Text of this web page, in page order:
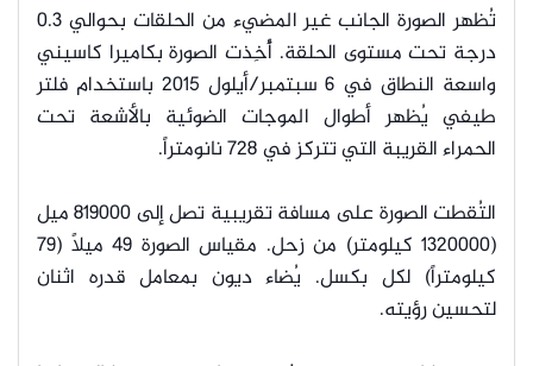
تُظهر الصورة الجانب غير المضيء من الحلقات بحوالي 0.3
درجة تحت مستوى الحلقة. أُخِذت الصورة بكاميرا كاسيني
واسعة النطاق في 6 سبتمبر/أيلول 2015 باستخدام فلتر
طيفي يُظهر أطوال الموجات الضوئية بالأشعة تحت
الحمراء القريبة التي تتركز في 728 نانومتراً.
التُقطت الصورة على مسافة تقريبية تصل إلى 819000 ميل
(1320000 كيلومتر) من زحل. مقياس الصورة 49 ميلاً (79
كيلومتراً) لكل بكسل. يُضاء ديون بمعامل قدره اثنان
لتحسين رؤيته.